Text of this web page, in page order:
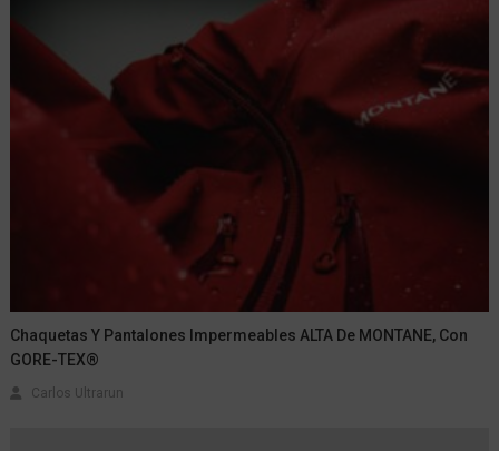
Chaquetas Y Pantalones Impermeables ALTA De MONTANE, Con
GORE-TEX®
Carlos Ultrarun